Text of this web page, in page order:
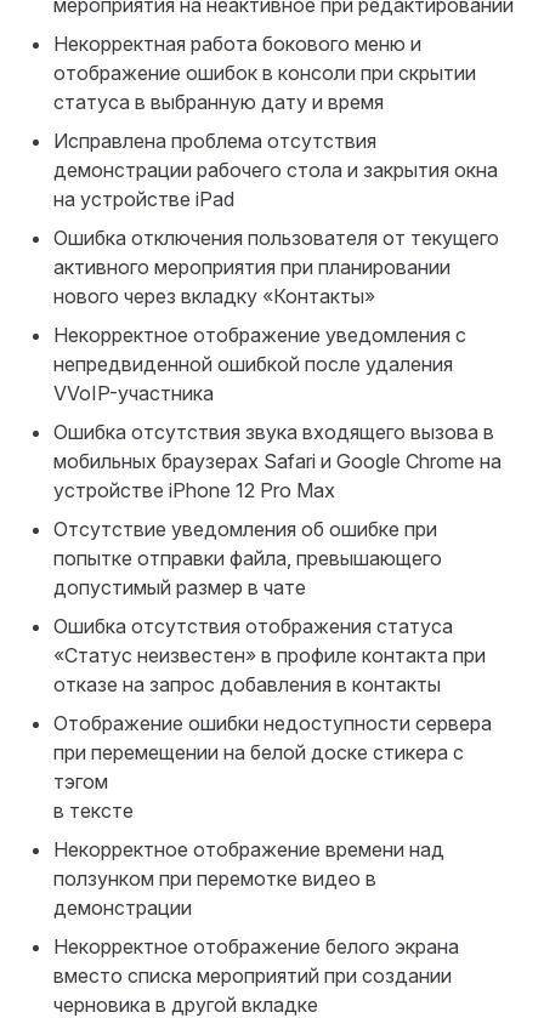
мероприятия на неактивное при редактировании
Некорректная работа бокового меню и
отображение ошибок в консоли при скрытии
статуса в выбранную дату и время
Исправлена проблема отсутствия
демонстрации рабочего стола и закрытия окна
на устройстве iPad
Ошибка отключения пользователя от текущего
активного мероприятия при планировании
нового через вкладку «Контакты»
Некорректное отображение уведомления с
непредвиденной ошибкой после удаления
VVoIP-участника
Ошибка отсутствия звука входящего вызова в
мобильных браузерах Safari и Google Chrome на
устройстве iPhone 12 Pro Max
Отсутствие уведомления об ошибке при
попытке отправки файла, превышающего
допустимый размер в чате
Ошибка отсутствия отображения статуса
«Статус неизвестен» в профиле контакта при
отказе на запрос добавления в контакты
Отображение ошибки недоступности сервера
при перемещении на белой доске стикера с
тэгом
в тексте
Некорректное отображение времени над
ползунком при перемотке видео в
демонстрации
Некорректное отображение белого экрана
вместо списка мероприятий при создании
черновика в другой вкладке